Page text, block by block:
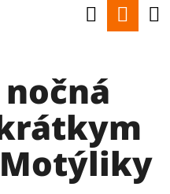
Hľadať